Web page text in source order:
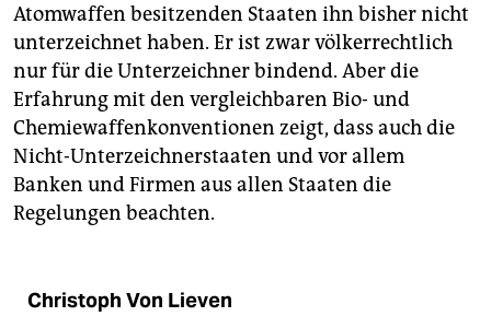
Atomwaffen besitzenden Staaten ihn bisher nicht
unterzeichnet haben. Er ist zwar völkerrechtlich
nur für die Unterzeichner bindend. Aber die
Erfahrung mit den vergleichbaren Bio- und
Chemiewaffenkonventionen zeigt, dass auch die
Nicht-Unterzeichnerstaaten und vor allem
Banken und Firmen aus allen Staaten die
Regelungen beachten.
Christoph Von Lieven